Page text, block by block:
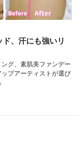
、汗にも強いリ
グ、素肌美ファンデー
プアーティストが選び